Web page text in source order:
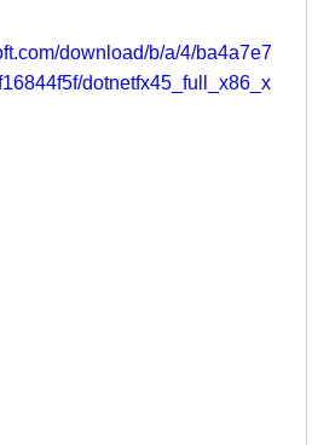
download/b/a/4/ba4a7e7
dotnetfx45_full_x86_x